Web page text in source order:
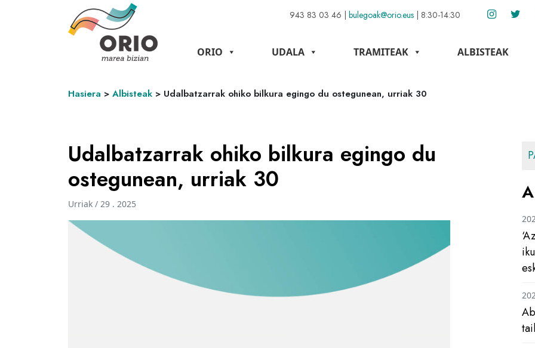
943 83 03 46 | bulegoak@orio.eus | 8:30-14:30
ORIO UDALA TRAMITEAK ALBISTEAK
Hasiera > Albisteak > Udalbatzarrak ohiko bilkura egingo du ostegunean, urriak 30
Udalbatzarrak ohiko bilkura egingo du
ostegunean, urriak 30
Urriak / 29 . 2025